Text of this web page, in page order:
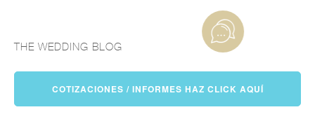
COTIZACIONES / INFORMES HAZ CLICK AQUÍ
THE WEDDING BLOG
BLOG